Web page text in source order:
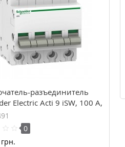
разъединитель
Electric Acti 9 iSW, 100 А,
415В пер.тока
0